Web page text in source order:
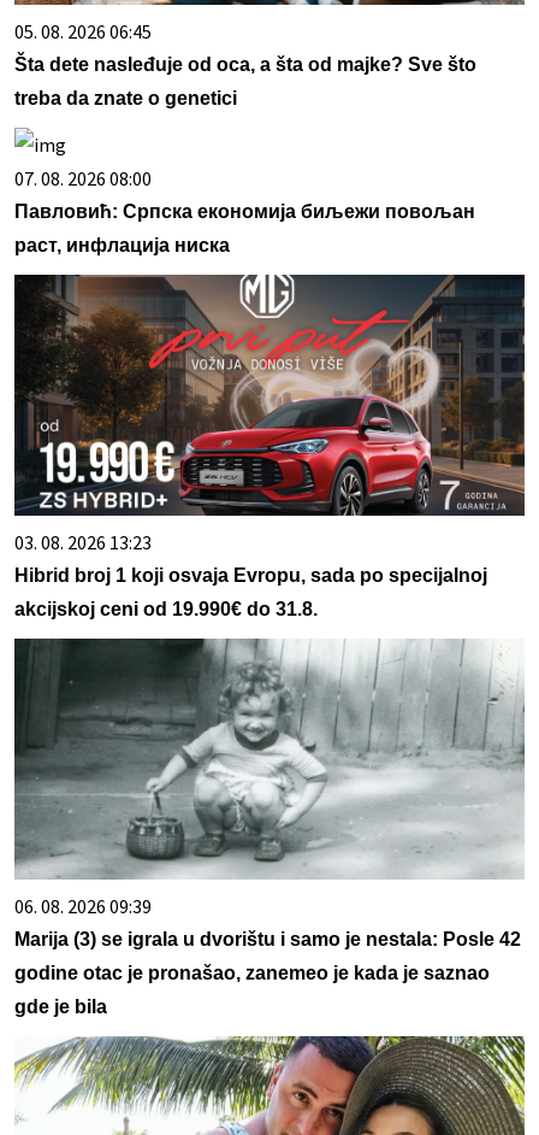
05. 08. 2026 06:45
Šta dete nasleđuje od oca, a šta od majke? Sve što
treba da znate o genetici
07. 08. 2026 08:00
Павловић: Српска економија биљежи повољан
раст, инфлација ниска
03. 08. 2026 13:23
Hibrid broj 1 koji osvaja Evropu, sada po specijalnoj
akcijskoj ceni od 19.990€ do 31.8.
06. 08. 2026 09:39
Marija (3) se igrala u dvorištu i samo je nestala: Posle 42
godine otac je pronašao, zanemeo je kada je saznao
gde je bila